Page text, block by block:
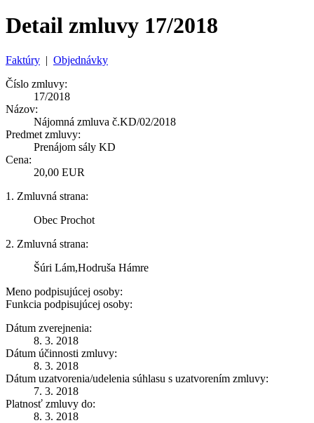
Detail zmluvy 17/2018
Faktúry | Objednávky
Číslo zmluvy:
17/2018
Názov:
Nájomná zmluva č.KD/02/2018
Predmet zmluvy:
Prenájom sály KD
Cena:
20,00 EUR
1. Zmluvná strana:
Obec Prochot
2. Zmluvná strana:
Šúri Lám,Hodruša Hámre
Meno podpisujúcej osoby:
Funkcia podpisujúcej osoby:
Dátum zverejnenia:
8. 3. 2018
Dátum účinnosti zmluvy:
8. 3. 2018
Dátum uzatvorenia/udelenia súhlasu s uzatvorením zmluvy:
7. 3. 2018
Platnosť zmluvy do:
8. 3. 2018